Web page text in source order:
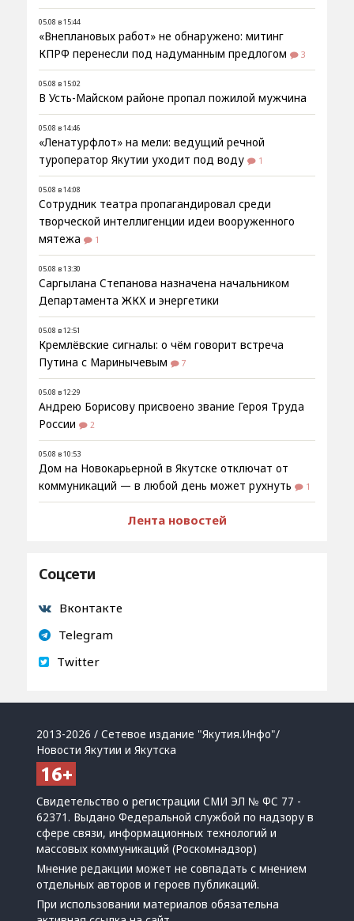
05.08 в 15:44
«Внеплановых работ» не обнаружено: митинг
КПРФ перенесли под надуманным предлогом
3
05.08 в 15:02
В Усть-Майском районе пропал пожилой мужчина
05.08 в 14:46
«Ленатурфлот» на мели: ведущий речной
туроператор Якутии уходит под воду
1
05.08 в 14:08
Сотрудник театра пропагандировал среди
творческой интеллигенции идеи вооруженного
мятежа
1
05.08 в 13:30
Саргылана Степанова назначена начальником
Департамента ЖКХ и энергетики
05.08 в 12:51
Кремлёвские сигналы: о чём говорит встреча
Путина с Маринычевым
7
05.08 в 12:29
Андрею Борисову присвоено звание Героя Труда
России
2
05.08 в 10:53
Дом на Новокарьерной в Якутске отключат от
коммуникаций — в любой день может рухнуть
1
Лента новостей
Соцсети
Вконтакте
Telegram
Twitter
2013-2026 / Сетевое издание "Якутия.Инфо"/
Новости Якутии и Якутска
Свидетельство о регистрации СМИ ЭЛ № ФС 77 -
62371. Выдано Федеральной службой по надзору в
сфере связи, информационных технологий и
массовых коммуникаций (Роскомнадзор)
Мнение редакции может не совпадать с мнением
отдельных авторов и героев публикаций.
При использовании материалов обязательна